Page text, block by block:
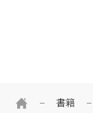
HOME 書籍